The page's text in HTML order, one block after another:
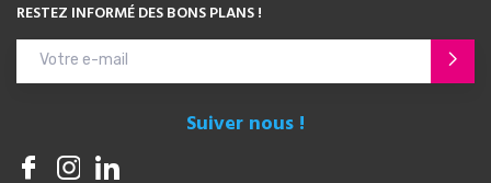
RESTEZ INFORMÉ DES BONS PLANS !
Suiver nous !